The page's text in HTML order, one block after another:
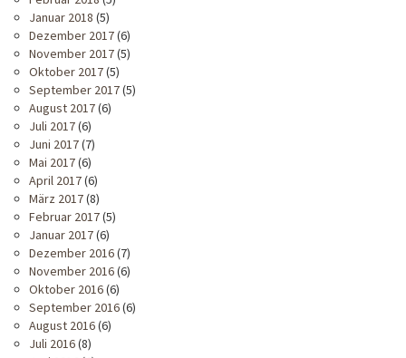
Januar 2018 (5)
Dezember 2017(6)
November 2017(5)
Oktober 2017(5)
September 2017(5)
August 2017(6)
Juli 2017(6)
Juni 2017(7)
Mai 2017(6)
April 2017(6)
März 2017(8)
Februar 2017(5)
Januar 2017(6)
Dezember 2016(7)
November 2016(6)
Oktober 2016(6)
September 2016(6)
August 2016(6)
Juli 2016(8)